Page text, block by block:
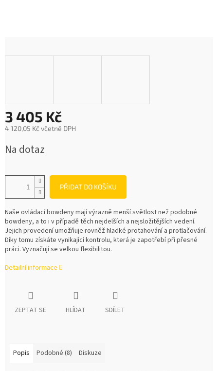
3 405 Kč
4 120,05 Kč včetně DPH
cena:
Na dotaz
PŘIDAT DO KOŠÍKU
Naše ovládací bowdeny mají výrazně menší světlost než podobné
bowdeny, a to i v případě těch nejdelších a nejsložitějších vedení.
Jejich provedení umožňuje rovněž hladké protahování a protlačování.
Díky tomu získáte vynikající kontrolu, která je zapotřebí při přesné
práci. Vyznačují se velkou flexibilitou.
Detailní informace
ZEPTAT SE HLÍDAT SDÍLET
Popis Podobné (8) Diskuze